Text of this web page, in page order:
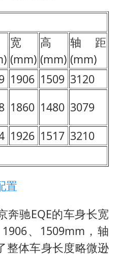
宽
(mm)
高
(mm)
轴距
(mm)
1906 1509 3120
1860 1480 3079
1926 1517 3210
置
奔驰EQE的车身长宽
、1509mm，轴
整体车身长度略微逊